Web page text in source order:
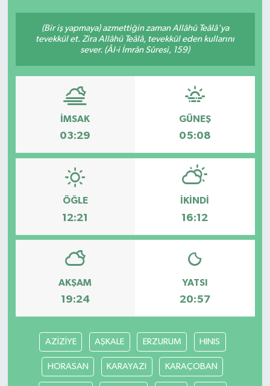
(Bir iş yapmaya) azmettiğin zaman Allâhü Teâlâ'ya
tevekkül et. Zira Allâhü Teâlâ, tevekkül eden kullarını
sever. (Âl-i İmrân Sûresi, 159)
İMSAK
03:29
GÜNEŞ
05:08
ÖĞLE
12:21
İKINDI
16:12
AKŞAM
19:24
YATSI
20:57
AZİZİYE AŞKALE ERZURUM HINIS
HORASAN KARAYAZI KARAÇOBAN
Haber Arşivi